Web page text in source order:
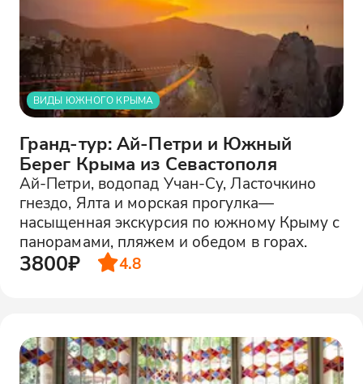
ВИДЫ ЮЖНОГО КРЫМА
Гранд-тур: Ай-Петри и Южный
Берег Крыма из Севастополя
Ай-Петри, водопад Учан-Су, Ласточкино
гнездо, Ялта и морская прогулка—
насыщенная экскурсия по южному Крыму с
панорамами, пляжем и обедом в горах.
3800₽ 4.8